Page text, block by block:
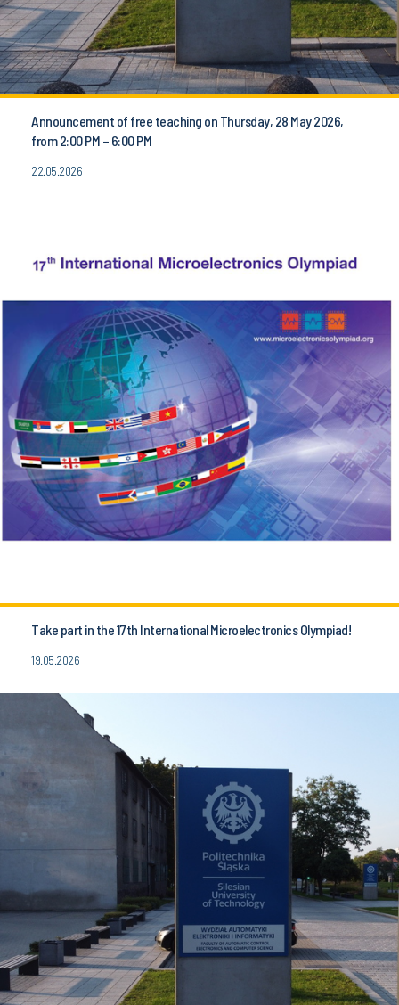
Announcement of free teaching on Thursday, 28 May 2026,
from 2:00 PM – 6:00 PM
22.05.2026
Take part in the 17th International Microelectronics Olympiad!
19.05.2026